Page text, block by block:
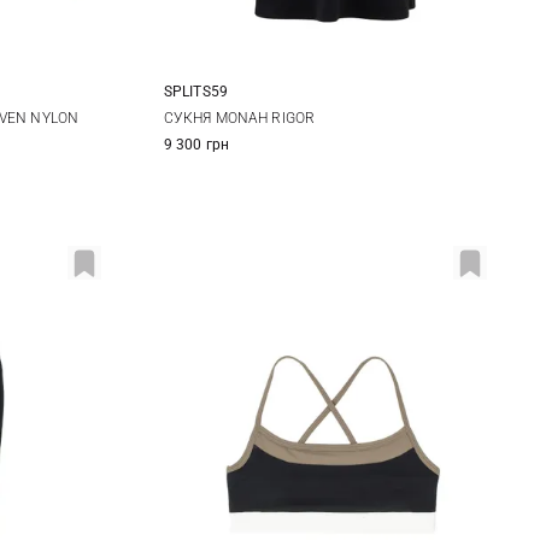
L
NYLON
XS S
SPLITS59
СУКНЯ MONAH RIGOR
9 300 грн